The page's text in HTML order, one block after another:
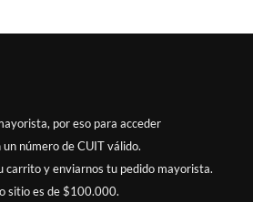
por eso para acceder
un número de CUIT válido.
carrito y enviarnos tu pedido mayorista.
sitio es de $100.000.